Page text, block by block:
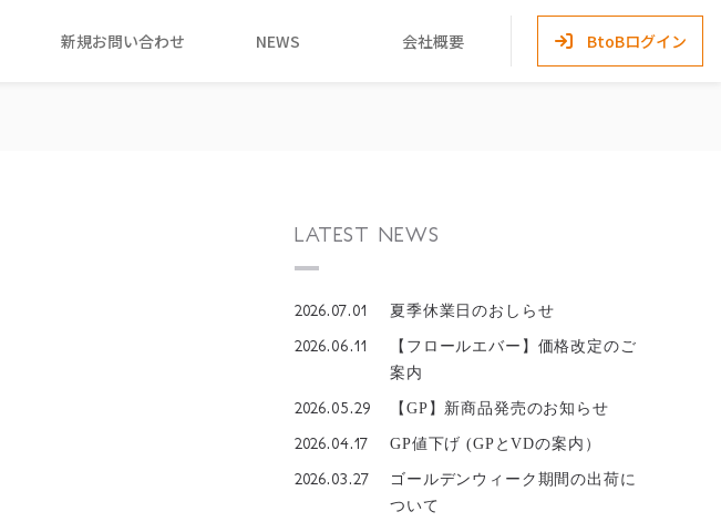
新規お問い合わせ NEWS 会社概要 BtoBログイン
LATEST NEWS
2026.07.01 夏季休業日のおしらせ
2026.06.11
【フロールエバー】価格改定のご
案内
2026.05.29 【GP】新商品発売のお知らせ
2026.04.17 GP値下げ (GPとVDの案内）
2026.03.27
ゴールデンウィーク期間の出荷に
ついて